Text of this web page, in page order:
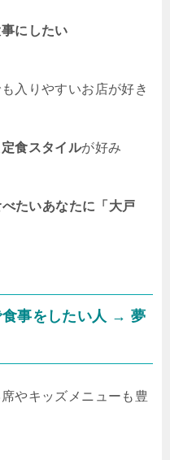
にしたい
入りやすいお店が好き
食スタイルが好み
たいあなたに「大戸
事をしたい人 → 夢
やキッズメニューも豊